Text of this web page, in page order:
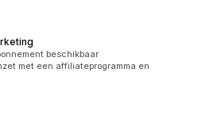
beschikbaar
met een affiliateprogramma en